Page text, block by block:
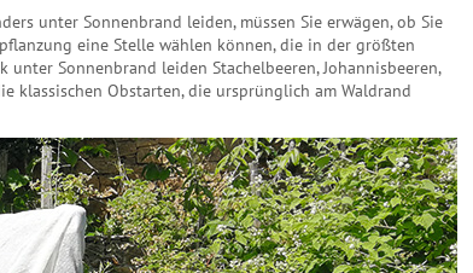
unter Sonnenbrand leiden, müssen Sie erwägen, ob Sie
eine Stelle wählen können, die in der größten
Sonnenbrand leiden Stachelbeeren, Johannisbeeren,
klassischen Obstarten, die ursprünglich am Waldrand